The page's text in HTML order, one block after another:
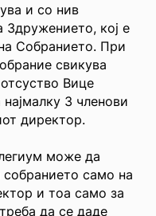
и со нив
Здружението, кој е
Собранието. При
свикува
Вице
3 членови
директор.
може да
собранието само на
и тоа само за
да се даде